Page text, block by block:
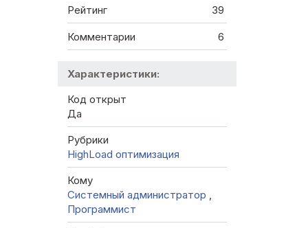
Рейтинг 39
Комментарии 6
Характеристики:
Код открыт
Да
Рубрики
HighLoad оптимизация
Кому
Системный администратор ,
Программист